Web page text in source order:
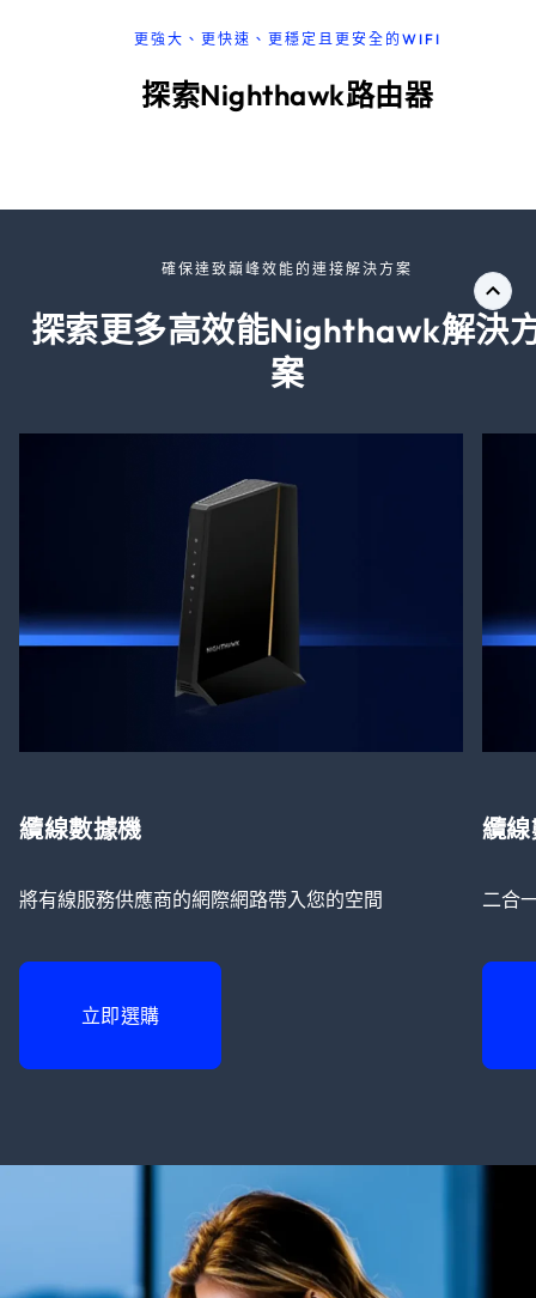
更強大、更快速、更穩定且更安全的WIFI
探索Nighthawk路由器
確保達致巔峰效能的連接解決方案
探索更多高效能Nighthawk解決
案
纜線數據機
將有線服務供應商的網際網路帶入您的空間
立即選購
纜
二合